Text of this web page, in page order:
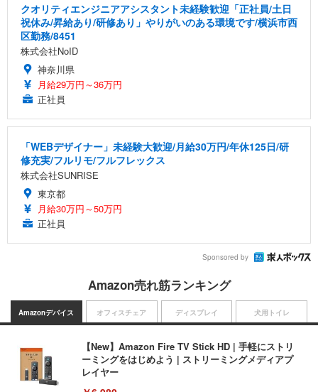
クオリティエンジニアアシスタント未経験歓迎「正社員/土日
祝休み/昇給あり/研修あり」やりがいのある環境です/横浜市西
区勤務/8451
株式会社NoID
神奈川県
月給29万円～36万円
正社員
「WEBデザイナー」未経験大歓迎/月給30万円/年休125日/研
修充実/フルリモ/フルフレックス
株式会社SUNRISE
東京都
月給30万円～50万円
正社員
Sponsored by
Amazon売れ筋ランキング
Amazonデバイス
【New】Amazon Fire TV Stick HD | 手軽にストリ
ーミングをはじめよう | ストリーミングメディアプ
レイヤー
オフィスチェア ディスプレイ 犬用トイレ